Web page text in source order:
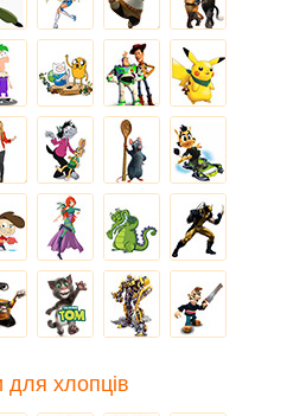
для хлопців